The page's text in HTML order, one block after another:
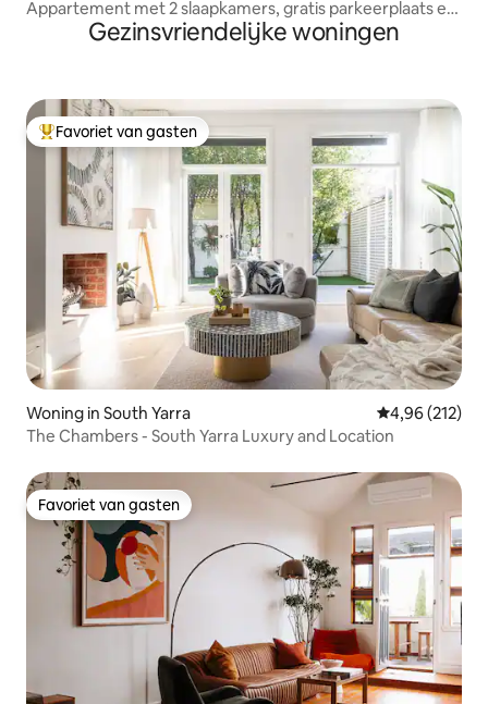
Appartement met 2 slaapkamers, gratis parkeerplaats en
tram/trein voor de deur
Gezinsvriendelijke woningen
Topfavoriet van gasten
Favoriet van gasten
Woning in South Yarra Gemiddelde
4,96 (212)
The Chambers - South Yarra Luxury and Location
Favoriet van gasten
Favoriet van gasten